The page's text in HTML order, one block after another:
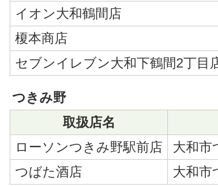
イオン大和鶴間店
榎本商店
セブンイレブン大和下鶴間2丁目
つきみ野
取扱店名
ローソンつきみ野駅前店
大和市
つばた酒店
大和市